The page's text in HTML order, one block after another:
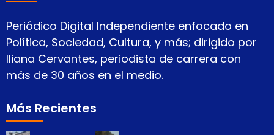
Periódico Digital Independiente enfocado en
Política, Sociedad, Cultura, y más; dirigido por
Iliana Cervantes, periodista de carrera con
más de 30 años en el medio.
Más Recientes